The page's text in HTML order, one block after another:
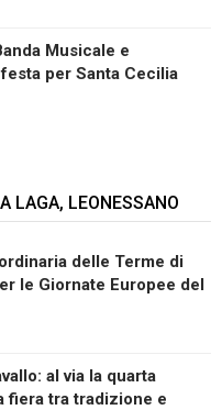
Musicale e
per Santa Cecilia
LAGA, LEONESSANO
delle Terme di
le Giornate Europee del
al via la quarta
fiera tra tradizione e